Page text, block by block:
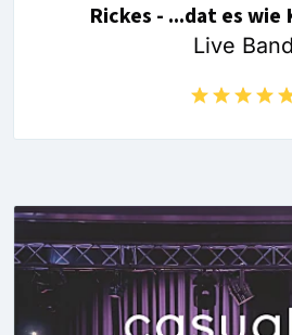
Rickes - ...dat es
Live Band